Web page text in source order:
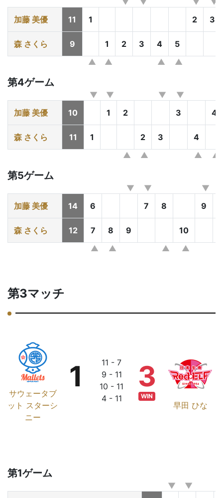
加藤 美優 11 1 2 3
森 さくら 9 1 2 3 4 5
第4ゲーム
加藤 美優 10 1 2 3 4
森 さくら 11 1 2 3 4
第5ゲーム
加藤 美優 14 6 7 8 9
森 さくら 12 7 8 9 10
第3マッチ
サウェータブ
ット スターシ
ニー
1
11 - 7
9 - 11
10 - 11
4 - 11
早田 ひな
3
WIN
第1ゲーム